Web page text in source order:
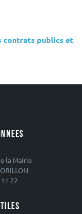
contrats publics et
la Mairie
22